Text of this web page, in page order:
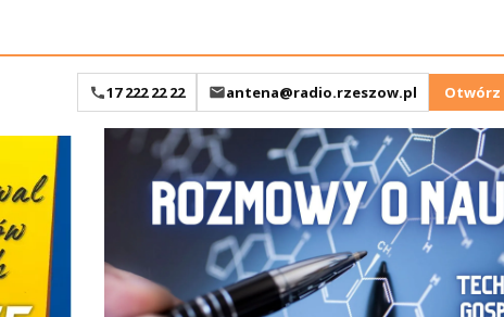
17 222 22 22 antena@radio.rzeszow.pl